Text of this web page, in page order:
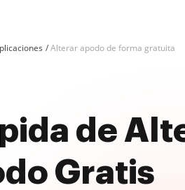
Alterar apodo de forma gratuita
de
Gratis